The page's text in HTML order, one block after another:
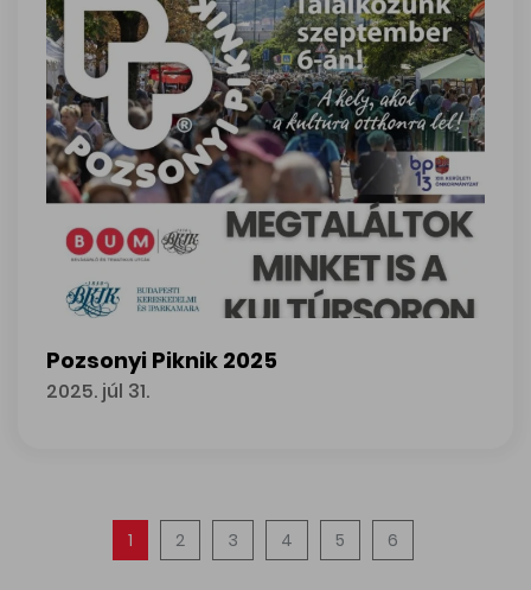
Pozsonyi Piknik 2025
2025. júl 31.
1 2 3 4 5 6